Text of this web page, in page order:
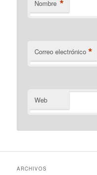
Nombre *
Correo electrónico *
Web
ARCHIVOS